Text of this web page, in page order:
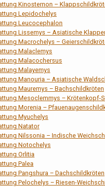
Kinosternon –
Lepidochelys
Leucocephalon
Lissemys – Asiatische
Macrochelys –
Malaclemys
Malacochersus
Malayemys
Manouria – Asiatische
Mauremys – Bachschildkröten
Mesoclemmys – Krötenkopf-
Morenia –
Myuchelys
Natator
Nilssonia – Indische
Notochelys
Orlitia
Palea
Pangshura – Dachschildkröten
Pelochelys – Riesen-